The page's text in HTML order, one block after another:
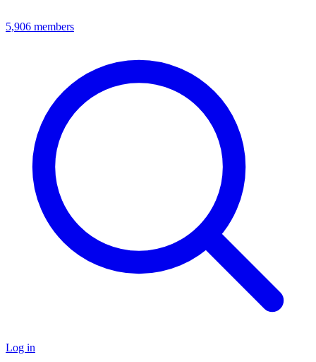
5,906 members
Log in